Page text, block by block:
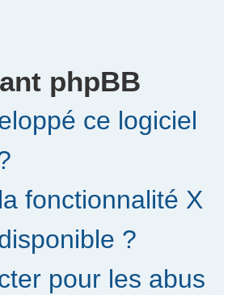
phpBB
ce logiciel
fonctionnalité X
?
pour les abus